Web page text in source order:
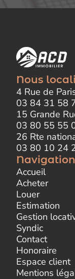
Nous
4 Rue de
03 84 31 58
15 Grande
03 80 55 55
26 Rte
03 80 10 24
Navigation
Accueil
Acheter
Louer
Estimation
Gestion
Syndic
Contact
Honoraire
Espace client
Mentions